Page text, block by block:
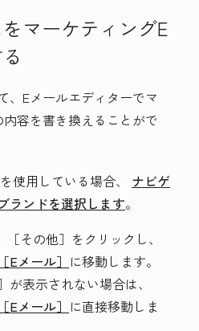
マーケティングE
、Eメールエディターでマ
容を書き換えることがで
を使用している場合、 ナビゲ
ランドを選択します。
［その他］をクリックし、
［Eメール］ に移動します。
が表示されない場合は、
［Eメール］ に直接移動しま